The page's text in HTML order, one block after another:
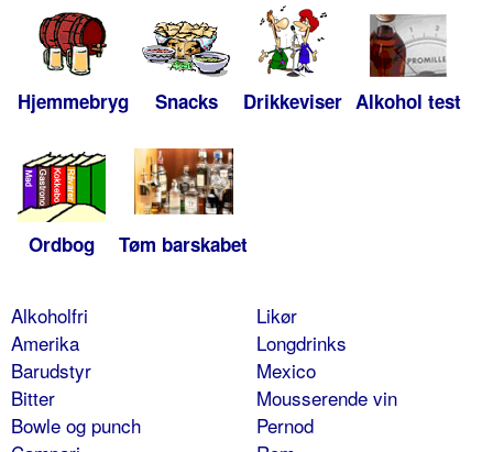
Hjemmebryg Snacks Drikkeviser Alkohol test
Ordbog Tøm barskabet
Alkoholfri
Amerika
Barudstyr
Bitter
Bowle og punch
Likør
Longdrinks
Mexico
Mousserende vin
Pernod